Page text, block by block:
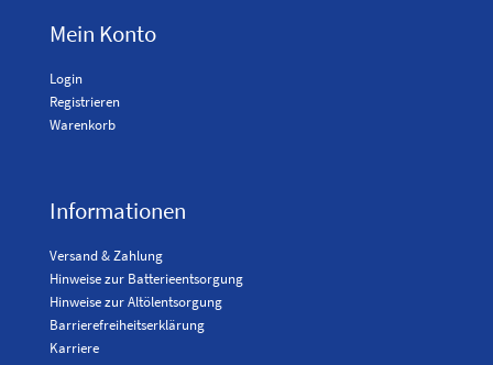
Mein Konto
Login
Registrieren
Warenkorb
Informationen
Versand & Zahlung
Hinweise zur Batterieentsorgung
Hinweise zur Altölentsorgung
Barrierefreiheitserklärung
Karriere